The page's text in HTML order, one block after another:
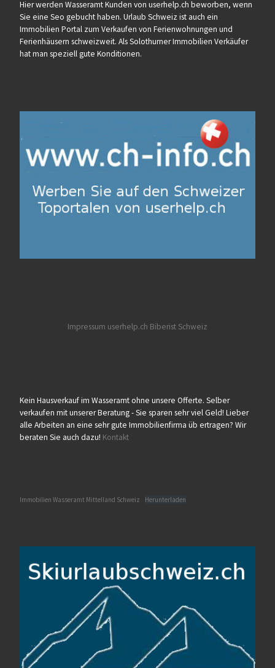
Hier werden Wasseramt Kunden von userhelp.ch beworben, wenn
Sie eine Seo gebucht haben. Urlaub Schweiz ist auch ein
Immobilien Portal zum Verkaufen von Ferienwohnungen und
Ferienhäusern schweizweit. Als Solothurner Immobilien Verkäufer
hat man speziell gute Konditionen.
Impressum userhelp.ch Biberist Schweiz
Kein Hausverkauf im Wasseramt ohne unsere Offerte. Selber
verkaufen mit unserer Beratung - Sie sparen sehr viel Geld! Lieber
alle Arbeiten an eine sehr gute Immobilienfirma üb ertragen? Wir
beraten Sie auch dazu! Kontakt
Immobilien Wasseramt Mittelland Schweiz Herunterladen